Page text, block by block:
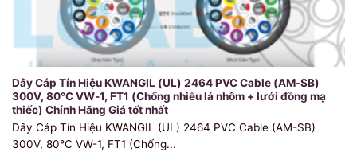
Dây Cáp Tín Hiệu KWANGIL (UL) 2464 PVC Cable (AM-SB)
300V, 80℃ VW-1, FT1 (Chống nhiễu lá nhôm + lưới đồng mạ
thiếc) Chính Hãng Giá tốt nhất
Dây Cáp Tín Hiệu KWANGIL (UL) 2464 PVC Cable (AM-SB)
300V, 80℃ VW-1, FT1 (Chống...